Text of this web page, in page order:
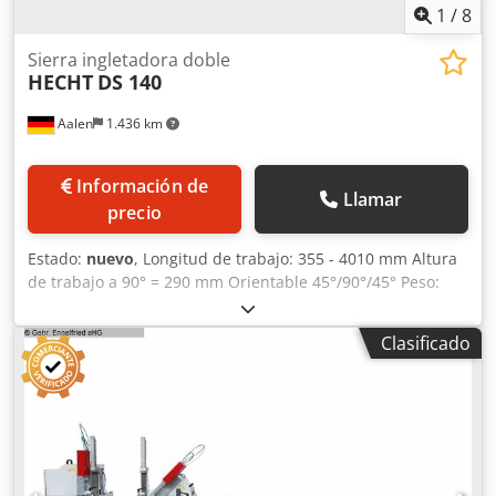
1 /8
Aalen 1.436 km
Sierra ingletadora doble
HECHT DS 140
Información de
precio
Llamar
Estado: nuevo, Longitud de trabajo: 355 - 4010 mm Altura
de trabajo a 90° = 290 mm Orientable 45°/90°/45° Peso:
1800 kg Altura de corte a 45°: 210 mm Hecht Wegoma
sierra de doble inglete DS140 Sierra universal de doble
inglete para PVC, aluminio y madera ----- Descripción
técnica del fabricante: Pos. 1: Sierra de doble inglete
DS140 Longitud de trabajo: 4000 mm Avance de sierra
hidroneumático Giro neumático 45°/90°/45° 4 cilindros de
sujeción neumáticos 2 discos de sierra de carburo de
tungsteno (HM) de 500 x 80 mm Cabezal de sierra
izquierdo fijo, cabezal de sierra derecho móvil Pos. 2:
Clasificado